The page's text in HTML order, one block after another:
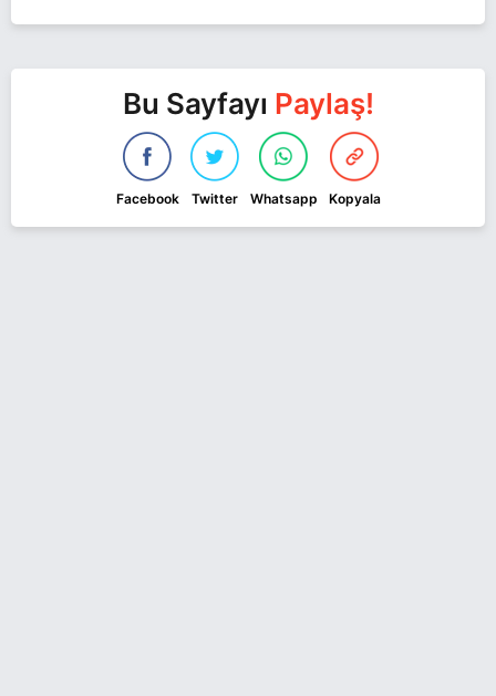
Bu Sayfayı Paylaş!
Facebook Twitter Whatsapp Kopyala